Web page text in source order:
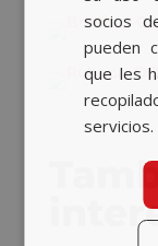
socios
pueden
que les
servicios.